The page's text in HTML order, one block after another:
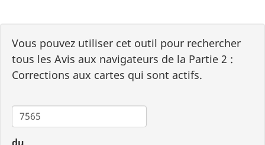
Vous pouvez utiliser cet outil pour rechercher
tous les Avis aux navigateurs de la Partie 2 :
Corrections aux cartes qui sont actifs.
Carte